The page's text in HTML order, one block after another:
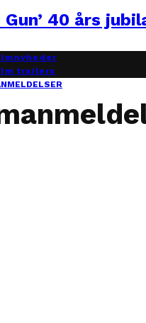
Gun’ 40 års
trailers